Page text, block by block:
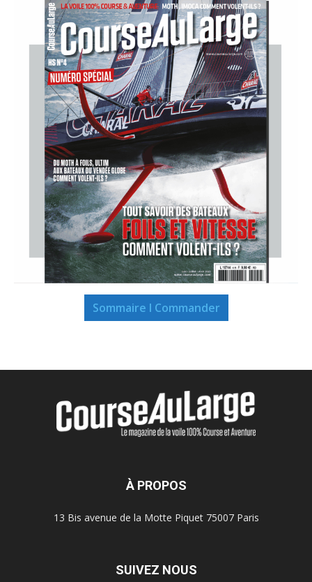
Sommaire I Commander
À PROPOS
13 Bis avenue de la Motte Piquet 75007 Paris
SUIVEZ NOUS